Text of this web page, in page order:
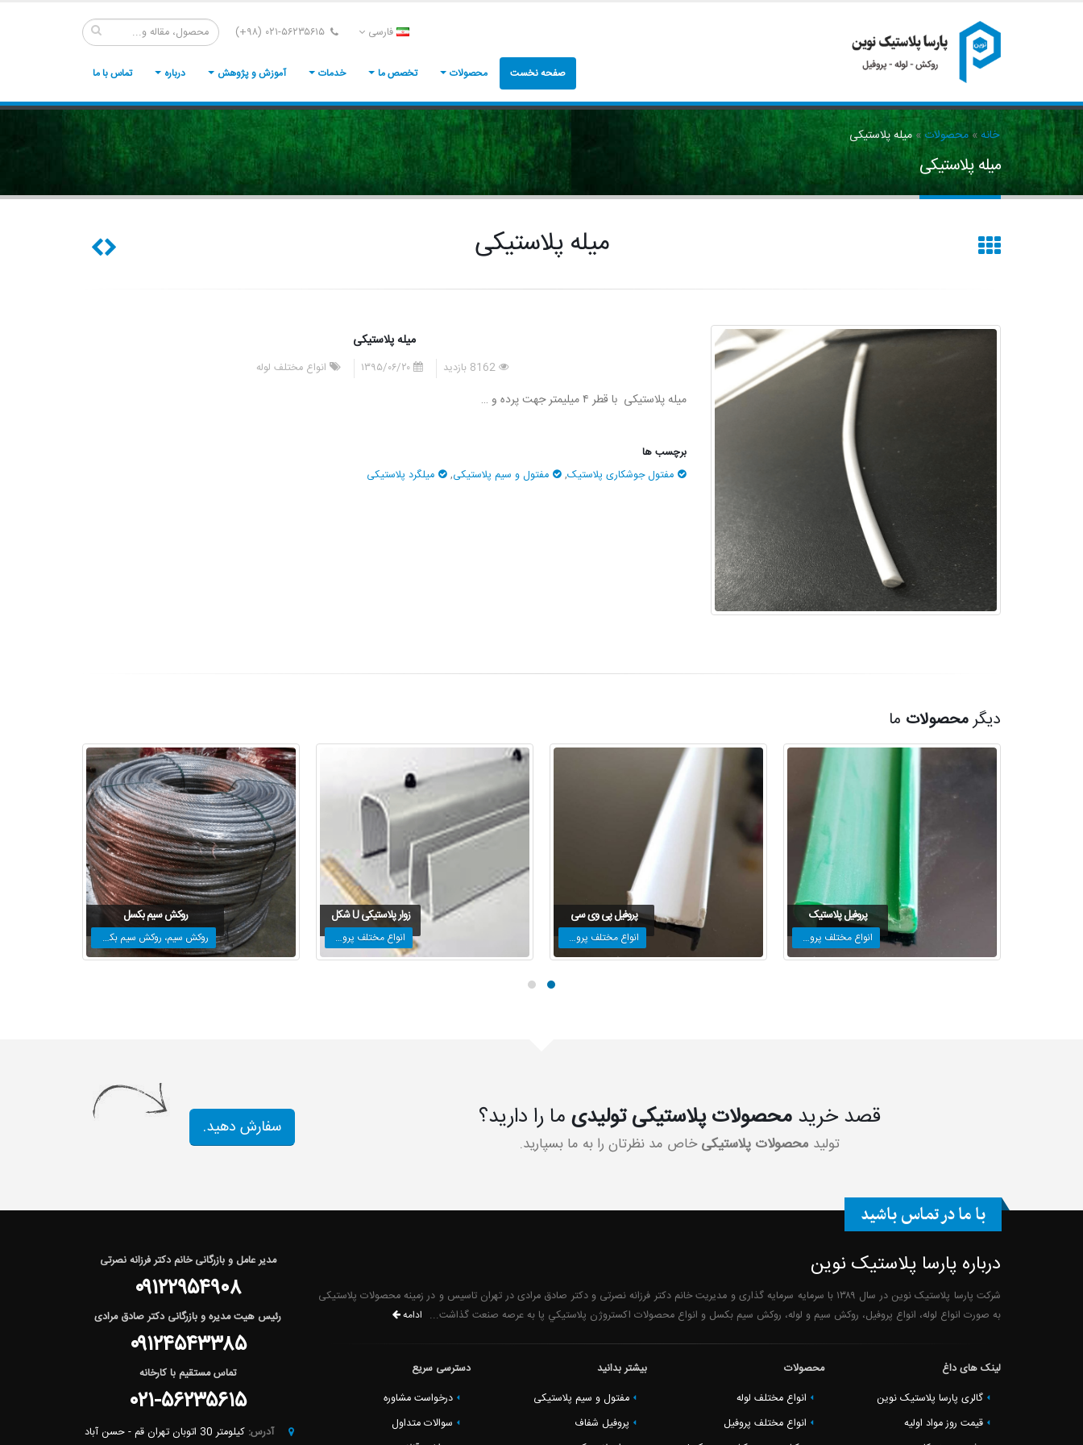
فارسی
صفحه نخست محصولات تخصص ما خدمات آموزش و پژوهش درباره تماس با ما
خانه» محصولات »میله پلاستیکی
میله پلاستیکی
میله پلاستیکی
میله پلاستیکی
انواع مختلف لوله
میله پلاستیکی با قطر ۴ میلیمتر جهت پرده و …
برچسب ها
مفتول جوشکاری پلاستیک, مفتول و سیم پلاستیکی, میلگرد پلاستیکی
دیگرمحصولات ما
پروفیل پلاستیک
انواع مختلف پروفیل
پروفیل پی وی سی
انواع مختلف پروفیل
زوار پلاستیکی U شکل
انواع مختلف پروفیل
روکش سیم بکسل
روکش سیم، روکش سیم بکسل
قصد خریدمحصولات پلاستیکی تولیدیما را دارید؟
تولید محصولات پلاستیکیخاص مد نظرتان را به ما بسپارید.
سفارش دهید.
با ما در تماس باشید
درباره پارسا پلاستیک نوین
شرکت پارسا پلاستیک نوین در سال ۱۳۸۹ با سرمایه سرمایه گذاری و مدیریت خانم دکتر فرزانه نصرتی و دکتر صادق مرادی در تهران تاسیس و در زمینه محصولات پلاستیکی
به صورت انواع لوله، انواع پروفیل، روکش سیم و لوله، روکش سیم بکسل و انواع محصولات اکستروژن پلاستيكي پا به عرصه صنعت گذاشت... ادامه
لینک های داغ
گالری پارسا پلاستیک نوین
قیمت روز مواد اولیه
محصولات
انواع مختلف لوله
انواع مختلف پروفیل
بیشتر بدانید
مفتول و سیم پلاستیکی
پروفیل شفاف
دسترسی سریع
درخواست مشاوره
سوالات متداول
مدیر عامل و بازرگانی خانم دکتر فرزانه نصرتی
۰۹۱۲۲۹۵۴۹۰۸
رئیس هیت مدیره و بازرگانی دکتر صادق مرادی
۰۹۱۲۴۵۴۳۳۸۵
تماس مستقیم با کارخانه
۰۲۱-۵۶۲۳۵۶۱۵
آدرس:
کیلومتر 30 اتوبان تهران قم - حسن آباد